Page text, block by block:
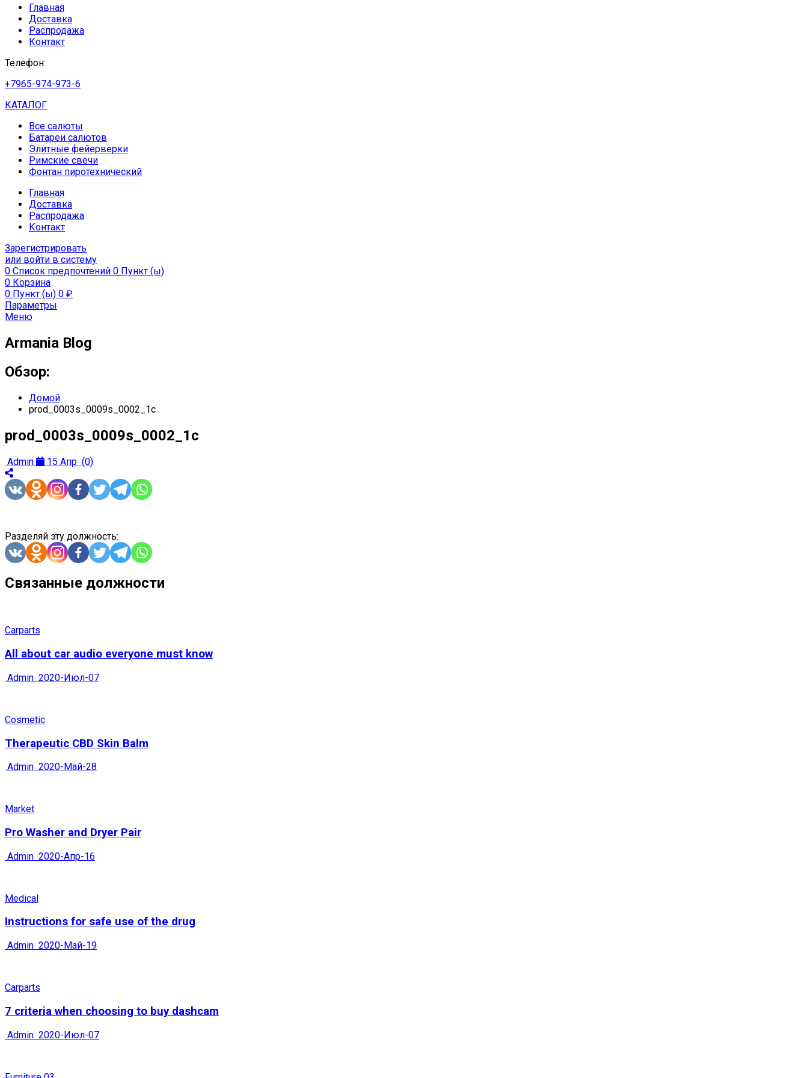
Главная
Доставка
Распродажа
Контакт
Телефон:
+7965-974-973-6
КАТАЛОГ
Все салюты
Батареи салютов
Элитные фейерверки
Римские свечи
Фонтан пиротехнический
Главная
Доставка
Распродажа
Контакт
Зарегистрировать
или войти в систему
0 Список предпочтений 0 Пункт (ы)
0 Корзина
0 Пункт (ы) 0 ₽
Параметры
Меню
Armania Blog
Обзор:
Домой
prod_0003s_0009s_0002_1c
prod_0003s_0009s_0002_1c
Admin 15 Апр (0)
Разделяй эту должность:
Связанные должности
Carparts
All about car audio everyone must know
Admin 2020-Июл-07
Cosmetic
Therapeutic CBD Skin Balm
Admin 2020-Май-28
Market
Pro Washer and Dryer Pair
Admin 2020-Апр-16
Medical
Instructions for safe use of the drug
Admin 2020-Май-19
Carparts
7 criteria when choosing to buy dashcam
Admin 2020-Июл-07